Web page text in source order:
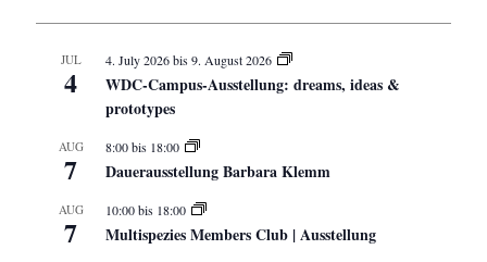
JUL
4
4. July 2026bis9. August 2026
WDC-Campus-Ausstellung: dreams, ideas &
prototypes
AUG
7
8:00bis 18:00
Dauerausstellung Barbara Klemm
AUG
7
10:00bis 18:00
Multispezies Members Club | Ausstellung